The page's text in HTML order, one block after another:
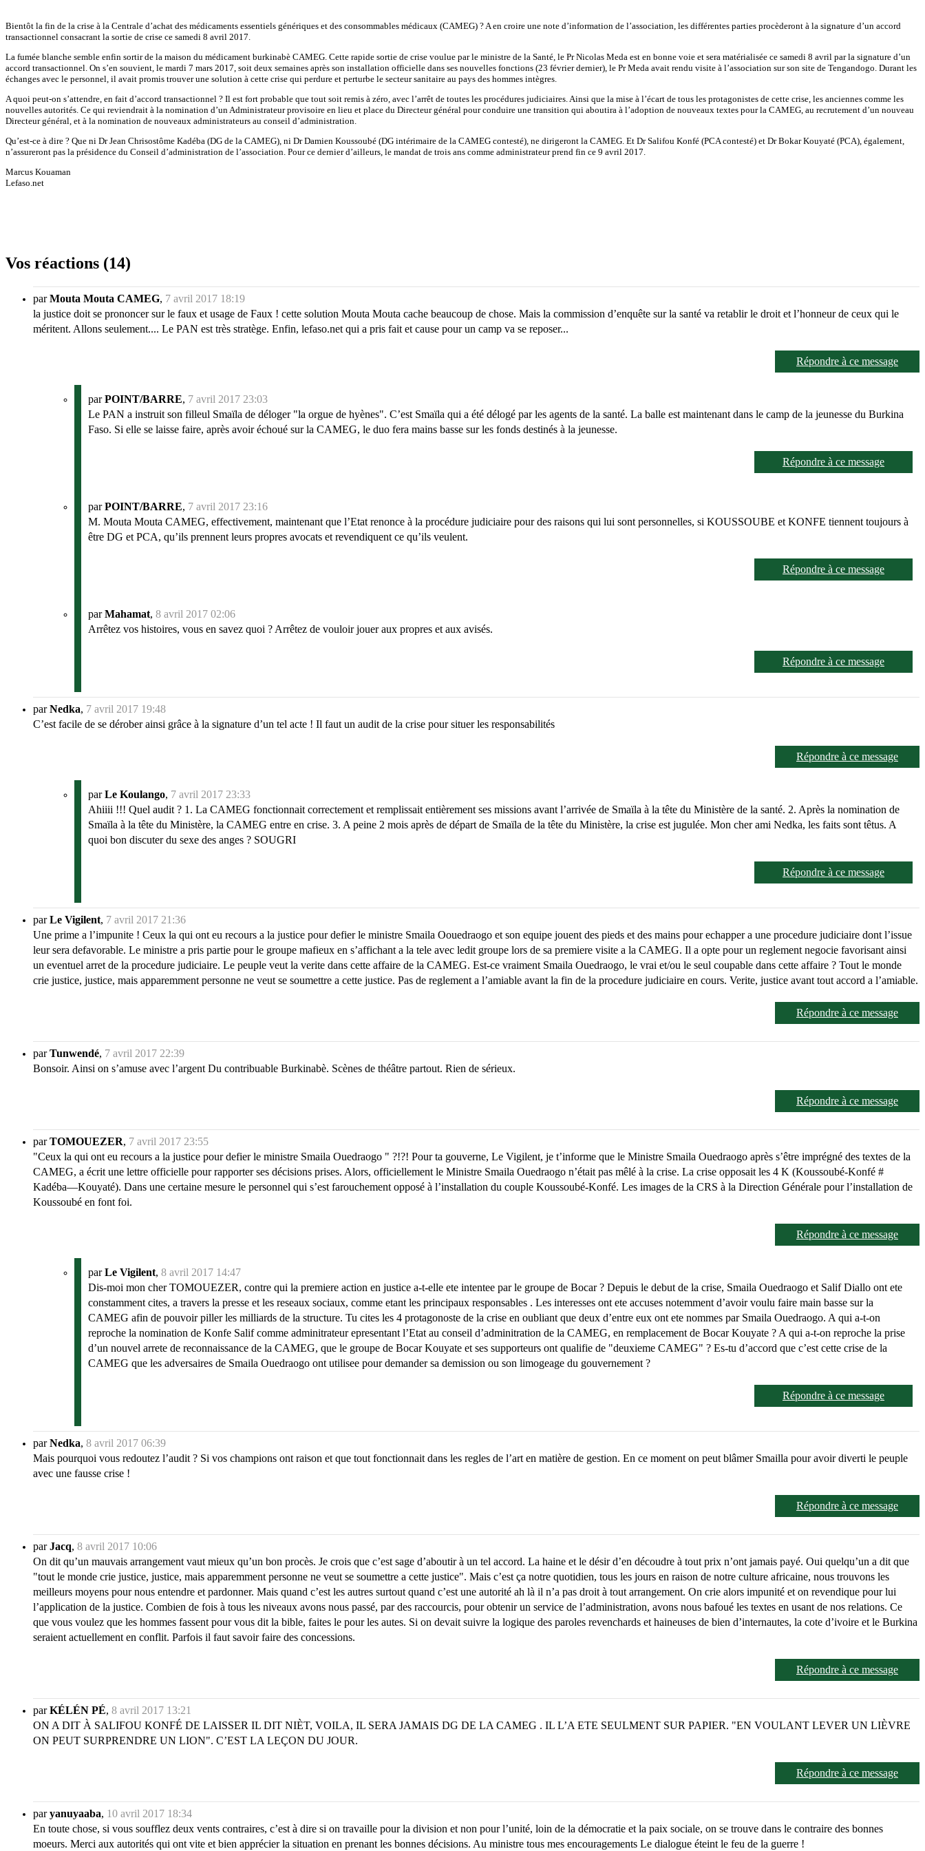
Bientôt la fin de la crise à la Centrale d’achat des médicaments essentiels génériques et des consommables médicaux (CAMEG) ? A en croire une note d’information de l’association, les différentes parties procèderont à la signature d’un accord
transactionnel consacrant la sortie de crise ce samedi 8 avril 2017.
La fumée blanche semble enfin sortir de la maison du médicament burkinabè CAMEG. Cette rapide sortie de crise voulue par le ministre de la Santé, le Pr Nicolas Meda est en bonne voie et sera matérialisée ce samedi 8 avril par la signature d’un
accord transactionnel. On s’en souvient, le mardi 7 mars 2017, soit deux semaines après son installation officielle dans ses nouvelles fonctions (23 février dernier), le Pr Meda avait rendu visite à l’association sur son site de Tengandogo. Durant les
échanges avec le personnel, il avait promis trouver une solution à cette crise qui perdure et perturbe le secteur sanitaire au pays des hommes intègres.
A quoi peut-on s’attendre, en fait d’accord transactionnel ? Il est fort probable que tout soit remis à zéro, avec l’arrêt de toutes les procédures judiciaires. Ainsi que la mise à l’écart de tous les protagonistes de cette crise, les anciennes comme les
nouvelles autorités. Ce qui reviendrait à la nomination d’un Administrateur provisoire en lieu et place du Directeur général pour conduire une transition qui aboutira à l’adoption de nouveaux textes pour la CAMEG, au recrutement d’un nouveau
Directeur général, et à la nomination de nouveaux administrateurs au conseil d’administration.
Qu’est-ce à dire ? Que ni Dr Jean Chrisostôme Kadéba (DG de la CAMEG), ni Dr Damien Koussoubé (DG intérimaire de la CAMEG contesté), ne dirigeront la CAMEG. Et Dr Salifou Konfé (PCA contesté) et Dr Bokar Kouyaté (PCA), également,
n’assureront pas la présidence du Conseil d’administration de l’association. Pour ce dernier d’ailleurs, le mandat de trois ans comme administrateur prend fin ce 9 avril 2017.
Marcus Kouaman
Lefaso.net
Vos réactions (14)
parMouta Mouta CAMEG, 7 avril 2017 18:19
la justice doit se prononcer sur le faux et usage de Faux ! cette solution Mouta Mouta cache beaucoup de chose. Mais la commission d’enquête sur la santé va retablir le droit et l’honneur de ceux qui le
méritent. Allons seulement.... Le PAN est très stratège. Enfin, lefaso.net qui a pris fait et cause pour un camp va se reposer...
Répondre à ce message
parPOINT/BARRE, 7 avril 2017 23:03
Le PAN a instruit son filleul Smaïla de déloger "la orgue de hyènes". C’est Smaïla qui a été délogé par les agents de la santé. La balle est maintenant dans le camp de la jeunesse du Burkina
Faso. Si elle se laisse faire, après avoir échoué sur la CAMEG, le duo fera mains basse sur les fonds destinés à la jeunesse.
Répondre à ce message
parPOINT/BARRE, 7 avril 2017 23:16
M. Mouta Mouta CAMEG, effectivement, maintenant que l’Etat renonce à la procédure judiciaire pour des raisons qui lui sont personnelles, si KOUSSOUBE et KONFE tiennent toujours à
être DG et PCA, qu’ils prennent leurs propres avocats et revendiquent ce qu’ils veulent.
Répondre à ce message
parMahamat, 8 avril 2017 02:06
Arrêtez vos histoires, vous en savez quoi ? Arrêtez de vouloir jouer aux propres et aux avisés.
Répondre à ce message
parNedka, 7 avril 2017 19:48
C’est facile de se dérober ainsi grâce à la signature d’un tel acte ! Il faut un audit de la crise pour situer les responsabilités
Répondre à ce message
parLe Koulango, 7 avril 2017 23:33
Ahiiii !!! Quel audit ? 1. La CAMEG fonctionnait correctement et remplissait entièrement ses missions avant l’arrivée de Smaïla à la tête du Ministère de la santé. 2. Après la nomination de
Smaïla à la tête du Ministère, la CAMEG entre en crise. 3. A peine 2 mois après de départ de Smaïla de la tête du Ministère, la crise est jugulée. Mon cher ami Nedka, les faits sont têtus. A
quoi bon discuter du sexe des anges ? SOUGRI
Répondre à ce message
parLe Vigilent, 7 avril 2017 21:36
Une prime a l’impunite ! Ceux la qui ont eu recours a la justice pour defier le ministre Smaila Oouedraogo et son equipe jouent des pieds et des mains pour echapper a une procedure judiciaire dont l’issue
leur sera defavorable. Le ministre a pris partie pour le groupe mafieux en s’affichant a la tele avec ledit groupe lors de sa premiere visite a la CAMEG. Il a opte pour un reglement negocie favorisant ainsi
un eventuel arret de la procedure judiciaire. Le peuple veut la verite dans cette affaire de la CAMEG. Est-ce vraiment Smaila Ouedraogo, le vrai et/ou le seul coupable dans cette affaire ? Tout le monde
crie justice, justice, mais apparemment personne ne veut se soumettre a cette justice. Pas de reglement a l’amiable avant la fin de la procedure judiciaire en cours. Verite, justice avant tout accord a l’amiable.
Répondre à ce message
parTunwendé, 7 avril 2017 22:39
Bonsoir. Ainsi on s’amuse avec l’argent Du contribuable Burkinabè. Scènes de théâtre partout. Rien de sérieux.
Répondre à ce message
parTOMOUEZER, 7 avril 2017 23:55
"Ceux la qui ont eu recours a la justice pour defier le ministre Smaila Ouedraogo " ?!?! Pour ta gouverne, Le Vigilent, je t’informe que le Ministre Smaila Ouedraogo après s’être imprégné des textes de la
CAMEG, a écrit une lettre officielle pour rapporter ses décisions prises. Alors, officiellement le Ministre Smaila Ouedraogo n’était pas mêlé à la crise. La crise opposait les 4 K (Koussoubé-Konfé #
Kadéba—Kouyaté). Dans une certaine mesure le personnel qui s’est farouchement opposé à l’installation du couple Koussoubé-Konfé. Les images de la CRS à la Direction Générale pour l’installation de
Koussoubé en font foi.
Répondre à ce message
parLe Vigilent, 8 avril 2017 14:47
Dis-moi mon cher TOMOUEZER, contre qui la premiere action en justice a-t-elle ete intentee par le groupe de Bocar ? Depuis le debut de la crise, Smaila Ouedraogo et Salif Diallo ont ete
constamment cites, a travers la presse et les reseaux sociaux, comme etant les principaux responsables . Les interesses ont ete accuses notemment d’avoir voulu faire main basse sur la
CAMEG afin de pouvoir piller les milliards de la structure. Tu cites les 4 protagonoste de la crise en oubliant que deux d’entre eux ont ete nommes par Smaila Ouedraogo. A qui a-t-on
reproche la nomination de Konfe Salif comme adminitrateur epresentant l’Etat au conseil d’adminitration de la CAMEG, en remplacement de Bocar Kouyate ? A qui a-t-on reproche la prise
d’un nouvel arrete de reconnaissance de la CAMEG, que le groupe de Bocar Kouyate et ses supporteurs ont qualifie de "deuxieme CAMEG" ? Es-tu d’accord que c’est cette crise de la
CAMEG que les adversaires de Smaila Ouedraogo ont utilisee pour demander sa demission ou son limogeage du gouvernement ?
Répondre à ce message
parNedka, 8 avril 2017 06:39
Mais pourquoi vous redoutez l’audit ? Si vos champions ont raison et que tout fonctionnait dans les regles de l’art en matière de gestion. En ce moment on peut blâmer Smailla pour avoir diverti le peuple
avec une fausse crise !
Répondre à ce message
parJacq, 8 avril 2017 10:06
On dit qu’un mauvais arrangement vaut mieux qu’un bon procès. Je crois que c’est sage d’aboutir à un tel accord. La haine et le désir d’en découdre à tout prix n’ont jamais payé. Oui quelqu’un a dit que
"tout le monde crie justice, justice, mais apparemment personne ne veut se soumettre a cette justice". Mais c’est ça notre quotidien, tous les jours en raison de notre culture africaine, nous trouvons les
meilleurs moyens pour nous entendre et pardonner. Mais quand c’est les autres surtout quand c’est une autorité ah là il n’a pas droit à tout arrangement. On crie alors impunité et on revendique pour lui
l’application de la justice. Combien de fois à tous les niveaux avons nous passé, par des raccourcis, pour obtenir un service de l’administration, avons nous bafoué les textes en usant de nos relations. Ce
que vous voulez que les hommes fassent pour vous dit la bible, faites le pour les autes. Si on devait suivre la logique des paroles revenchards et haineuses de bien d’internautes, la cote d’ivoire et le Burkina
seraient actuellement en conflit. Parfois il faut savoir faire des concessions.
Répondre à ce message
parKÉLÉN PÉ, 8 avril 2017 13:21
ON A DIT À SALIFOU KONFÉ DE LAISSER IL DIT NIÈT, VOILA, IL SERA JAMAIS DG DE LA CAMEG . IL L’A ETE SEULMENT SUR PAPIER. "EN VOULANT LEVER UN LIÈVRE
ON PEUT SURPRENDRE UN LION". C’EST LA LEÇON DU JOUR.
Répondre à ce message
paryanuyaaba, 10 avril 2017 18:34
En toute chose, si vous soufflez deux vents contraires, c’est à dire si on travaille pour la division et non pour l’unité, loin de la démocratie et la paix sociale, on se trouve dans le contraire des bonnes
moeurs. Merci aux autorités qui ont vite et bien apprécier la situation en prenant les bonnes décisions. Au ministre tous mes encouragements Le dialogue éteint le feu de la guerre !